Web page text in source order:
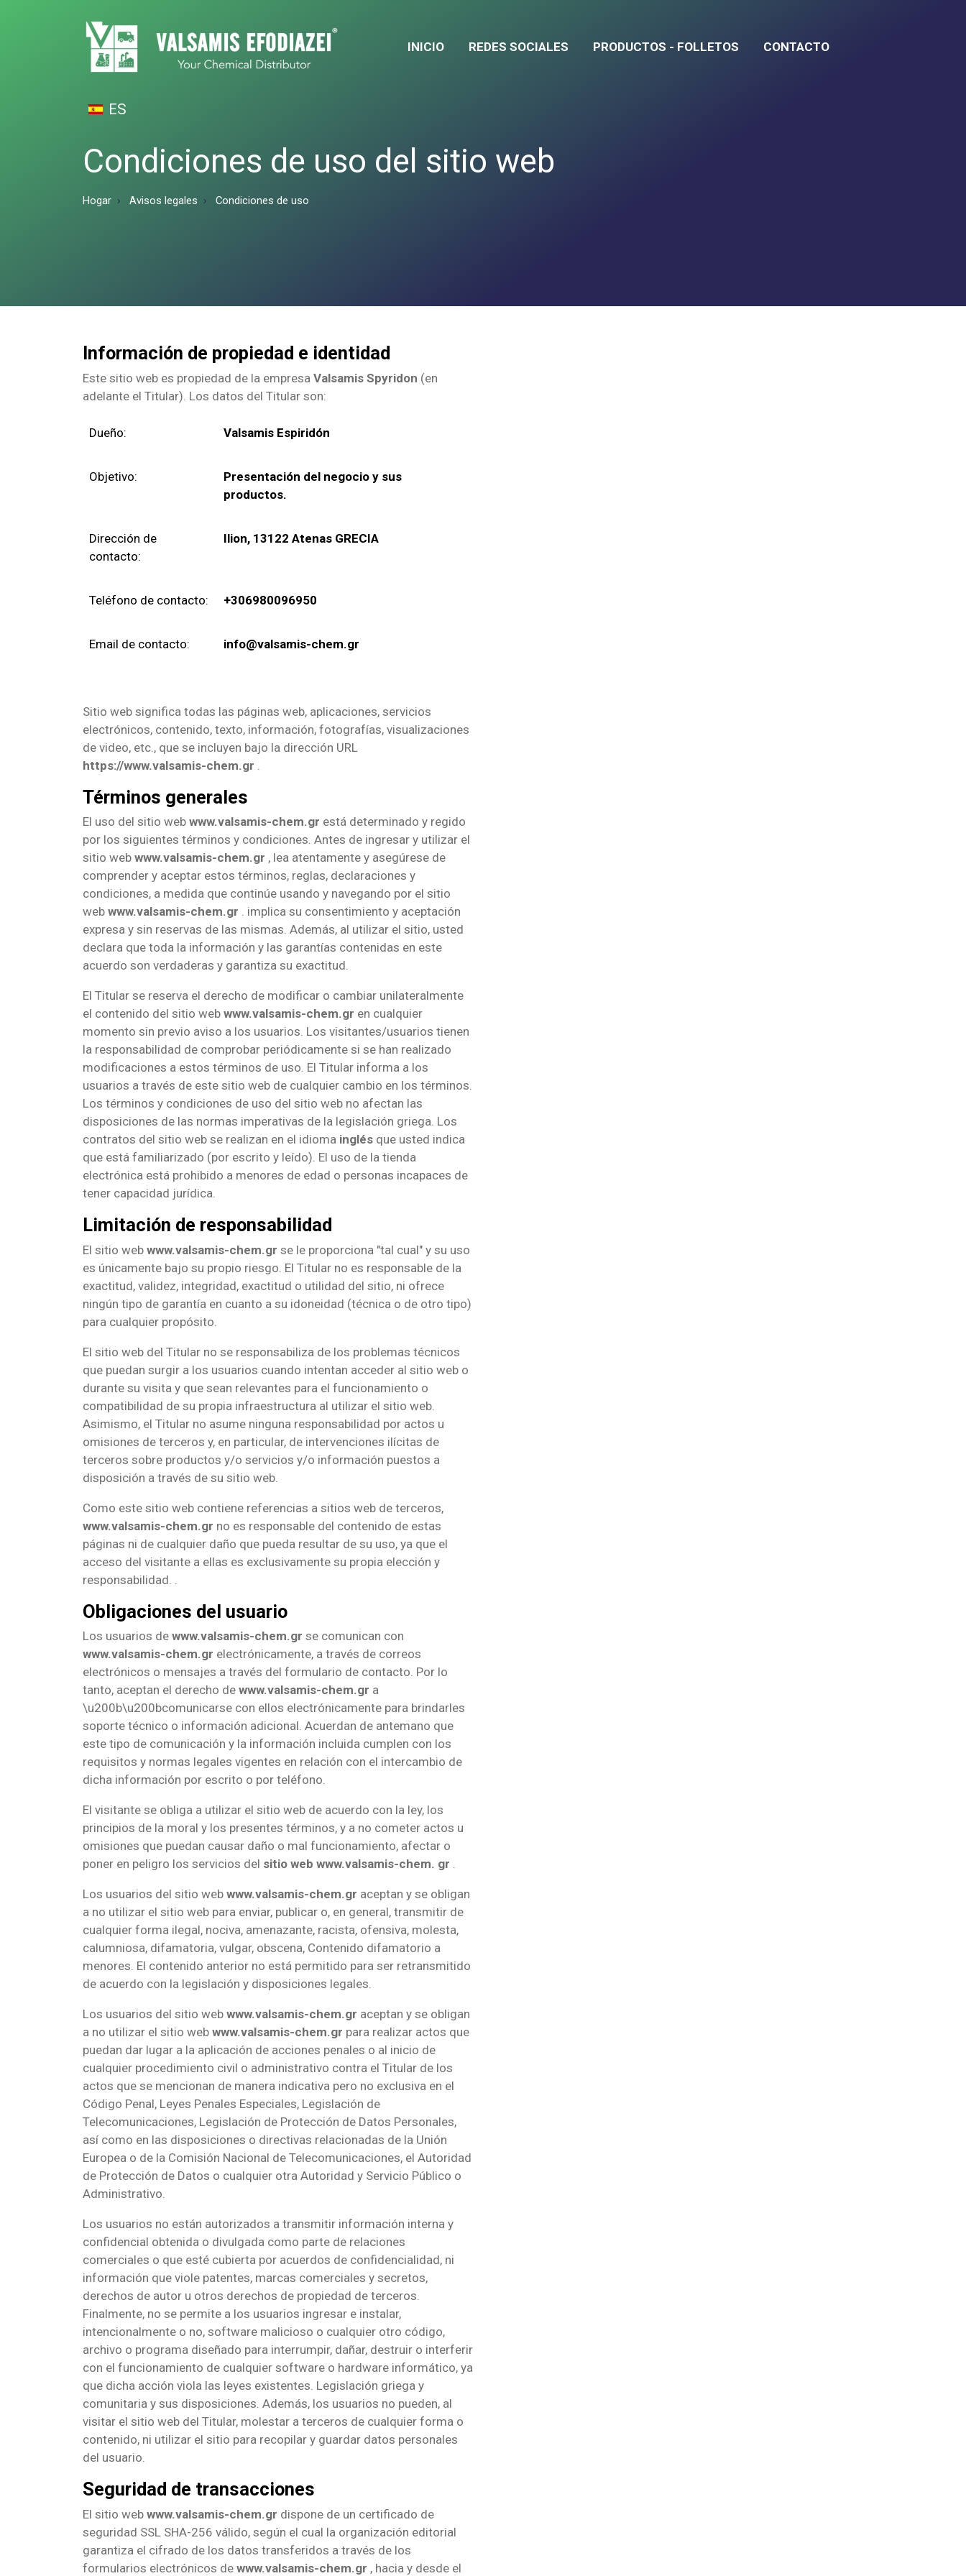
INICIO REDES SOCIALES PRODUCTOS - FOLLETOS CONTACTO
ES
Condiciones de uso del sitio web
Hogar Avisos legales Condiciones de uso
Información de propiedad e identidad
Este sitio web es propiedad de la empresa Valsamis Spyridon (en
adelante el Titular). Los datos del Titular son:
Dueño: Valsamis Espiridón
Objetivo:
Presentación del negocio y sus
productos.
Dirección de
contacto:
Ilion, 13122 Atenas GRECIA
Teléfono de contacto: +306980096950
Email de contacto: info@valsamis-chem.gr
Sitio web significa todas las páginas web, aplicaciones, servicios
electrónicos, contenido, texto, información, fotografías, visualizaciones
de video, etc., que se incluyen bajo la dirección URL
https://www.valsamis-chem.gr
Términos generales
El uso del sitio web www.valsamis-chem.gr está determinado y regido
por los siguientes términos y condiciones. Antes de ingresar y utilizar el
sitio web www.valsamis-chem.gr , lea atentamente y asegúrese de
comprender y aceptar estos términos, reglas, declaraciones y
condiciones, a medida que continúe usando y navegando por el sitio
web www.valsamis-chem.gr . implica su consentimiento y aceptación
expresa y sin reservas de las mismas. Además, al utilizar el sitio, usted
declara que toda la información y las garantías contenidas en este
acuerdo son verdaderas y garantiza su exactitud.
El Titular se reserva el derecho de modificar o cambiar unilateralmente
el contenido del sitio web www.valsamis-chem.gr en cualquier
momento sin previo aviso a los usuarios. Los visitantes/usuarios tienen
la responsabilidad de comprobar periódicamente si se han realizado
modificaciones a estos términos de uso. El Titular informa a los
usuarios a través de este sitio web de cualquier cambio en los términos.
Los términos y condiciones de uso del sitio web no afectan las
disposiciones de las normas imperativas de la legislación griega. Los
contratos del sitio web se realizan en el idioma inglésque usted indica
que está familiarizado (por escrito y leído). El uso de la tienda
electrónica está prohibido a menores de edad o personas incapaces de
tener capacidad jurídica.
Limitación de responsabilidad
El sitio web www.valsamis-chem.gr se le proporciona "tal cual" y su uso
es únicamente bajo su propio riesgo. El Titular no es responsable de la
exactitud, validez, integridad, exactitud o utilidad del sitio, ni ofrece
ningún tipo de garantía en cuanto a su idoneidad (técnica o de otro tipo)
para cualquier propósito.
El sitio web del Titular no se responsabiliza de los problemas técnicos
que puedan surgir a los usuarios cuando intentan acceder al sitio web o
durante su visita y que sean relevantes para el funcionamiento o
compatibilidad de su propia infraestructura al utilizar el sitio web.
Asimismo, el Titular no asume ninguna responsabilidad por actos u
omisiones de terceros y, en particular, de intervenciones ilícitas de
terceros sobre productos y/o servicios y/o información puestos a
disposición a través de su sitio web.
Como este sitio web contiene referencias a sitios web de terceros,
www.valsamis-chem.gr no es responsable del contenido de estas
páginas ni de cualquier daño que pueda resultar de su uso, ya que el
acceso del visitante a ellas es exclusivamente su propia elección y
responsabilidad. .
Obligaciones del usuario
Los usuarios de www.valsamis-chem.gr se comunican con
www.valsamis-chem.gr electrónicamente, a través de correos
electrónicos o mensajes a través del formulario de contacto. Por lo
tanto, aceptan el derecho de www.valsamis-chem.gr a
\u200b\u200bcomunicarse con ellos electrónicamente para brindarles
soporte técnico o información adicional. Acuerdan de antemano que
este tipo de comunicación y la información incluida cumplen con los
requisitos y normas legales vigentes en relación con el intercambio de
dicha información por escrito o por teléfono.
El visitante se obliga a utilizar el sitio web de acuerdo con la ley, los
principios de la moral y los presentes términos, y a no cometer actos u
omisiones que puedan causar daño o mal funcionamiento, afectar o
poner en peligro los servicios del sitio web www.valsamis-chem. gr .
Los usuarios del sitio web www.valsamis-chem.gr aceptan y se obligan
a no utilizar el sitio web para enviar, publicar o, en general, transmitir de
cualquier forma ilegal, nociva, amenazante, racista, ofensiva, molesta,
calumniosa, difamatoria, vulgar, obscena, Contenido difamatorio a
menores. El contenido anterior no está permitido para ser retransmitido
de acuerdo con la legislación y disposiciones legales.
Los usuarios del sitio web www.valsamis-chem.gr aceptan y se obligan
a no utilizar el sitio web www.valsamis-chem.gr para realizar actos que
puedan dar lugar a la aplicación de acciones penales o al inicio de
cualquier procedimiento civil o administrativo contra el Titular de los
actos que se mencionan de manera indicativa pero no exclusiva en el
Código Penal, Leyes Penales Especiales, Legislación de
Telecomunicaciones, Legislación de Protección de Datos Personales,
así como en las disposiciones o directivas relacionadas de la Unión
Europea o de la Comisión Nacional de Telecomunicaciones, el Autoridad
de Protección de Datos o cualquier otra Autoridad y Servicio Público o
Administrativo.
Los usuarios no están autorizados a transmitir información interna y
confidencial obtenida o divulgada como parte de relaciones
comerciales o que esté cubierta por acuerdos de confidencialidad, ni
información que viole patentes, marcas comerciales y secretos,
derechos de autor u otros derechos de propiedad de terceros.
Finalmente, no se permite a los usuarios ingresar e instalar,
intencionalmente o no, software malicioso o cualquier otro código,
archivo o programa diseñado para interrumpir, dañar, destruir o interferir
con el funcionamiento de cualquier software o hardware informático, ya
que dicha acción viola las leyes existentes. Legislación griega y
comunitaria y sus disposiciones. Además, los usuarios no pueden, al
visitar el sitio web del Titular, molestar a terceros de cualquier forma o
contenido, ni utilizar el sitio para recopilar y guardar datos personales
del usuario.
Seguridad de transacciones
El sitio web www.valsamis-chem.gr dispone de un certificado de
seguridad SSL SHA-256 válido, según el cual la organización editorial
garantiza el cifrado de los datos transferidos a través de los
formularios electrónicos de www.valsamis-chem.gr , hacia y desde el